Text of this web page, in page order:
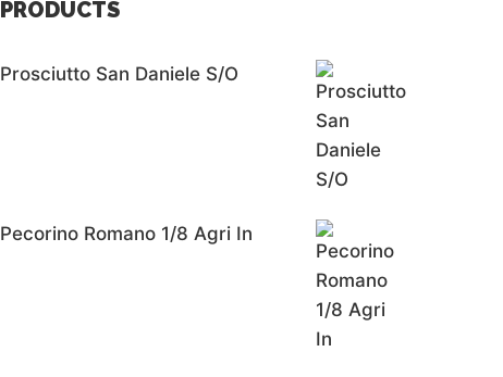
PRODUCTS
Prosciutto San Daniele S/o
Pecorino Romano 1/8 Agri In